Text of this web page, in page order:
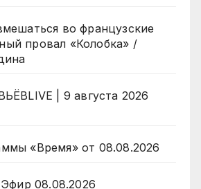
во французские
провал «Колобка» /
| 9 августа 2026
«Время» от 08.08.2026
08.08.2026